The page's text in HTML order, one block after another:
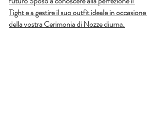
Tight e a gestire il suo outfit ideale in occasione
della vostra Cerimonia di Nozze diurna.